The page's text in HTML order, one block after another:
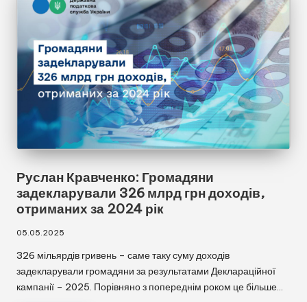
Руслан Кравченко: Громадяни
задекларували 326 млрд грн доходів,
отриманих за 2024 рік
05.05.2025
326 мільярдів гривень – саме таку суму доходів
задекларували громадяни за результатами Деклараційної
кампанії – 2025. Порівняно з попереднім роком це більше…